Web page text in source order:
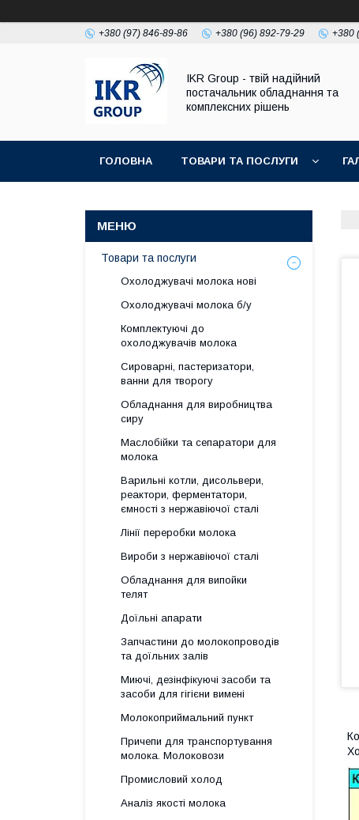
+380 (97) 846-89-86 +380 (96) 892-79-29 +380
IKR Group - твій надійний
постачальник обладнання та
комплексних рішень
ГОЛОВНА ТОВАРИ ТА ПОСЛУГИ
Товари та послуги
Охолоджувачі молока нові
Охолоджувачі молока б/у
Комплектуючі до
охолоджувачів молока
Сироварні, пастеризатори,
ванни для творогу
Обладнання для виробництва
сиру
Маслобійки та сепаратори для
молока
Варильні котли, дисольвери,
реактори, ферментатори,
ємності з нержавіючої сталі
Лінії переробки молока
Вироби з нержавіючої сталі
Обладнання для випойки
телят
Доїльні апарати
Запчастини до молокопроводів
та доїльних залів
Миючі, дезінфікуючі засоби та
засоби для гігієни вимені
Молокоприймальний пункт
Причепи для транспортування
молока. Молоковози
Промисловий холод
Аналіз якості молока